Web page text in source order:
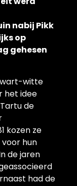
nabij Pikk
op
gehesen
witte
het idee
de
kozen ze
hun
de jaren
had de